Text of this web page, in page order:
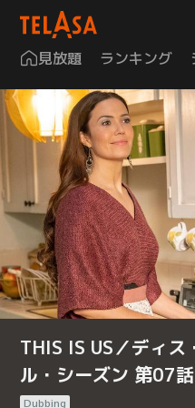
見放題 ランキング
THIS IS US／ディス
ル・シーズン 第07
Dubbing